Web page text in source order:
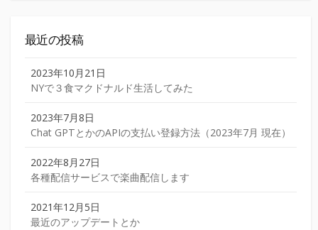
り
最近の投稿
2023年10月21日
NYで３食マクドナルド生活してみた
2023年7月8日
Chat GPTとかのAPIの支払い登録方法（2023年7月 現在）
2022年8月27日
各種配信サービスで楽曲配信します
2021年12月5日
最近のアップデートとか